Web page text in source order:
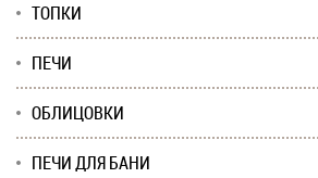
ТОПКИ
ПЕЧИ
ОБЛИЦОВКИ
ПЕЧИ ДЛЯ БАНИ